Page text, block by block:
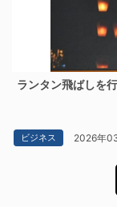
ランタン飛ばしを
ビジネス 2026年